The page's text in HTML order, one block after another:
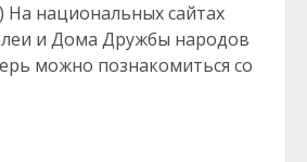
На национальных сайтах
и Дома Дружбы народов
можно познакомиться со